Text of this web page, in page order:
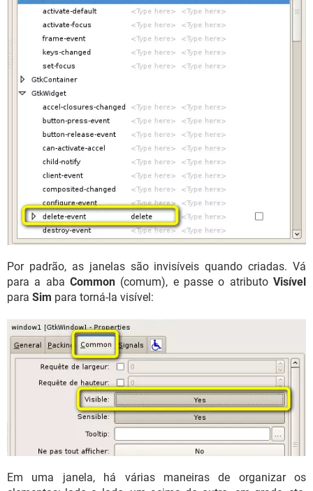
Por padrão, as janelas são invisíveis quando criadas. Vá
para a aba Common (comum), e passe o atributo Visível
para Sim para torná-la visível:
Em uma janela, há várias maneiras de organizar os